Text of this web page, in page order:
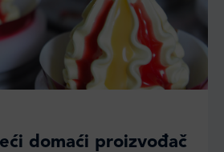
domaći proizvođač